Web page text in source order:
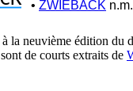
• ZWIEBACK
la neuvième édition du
de courts extraits de